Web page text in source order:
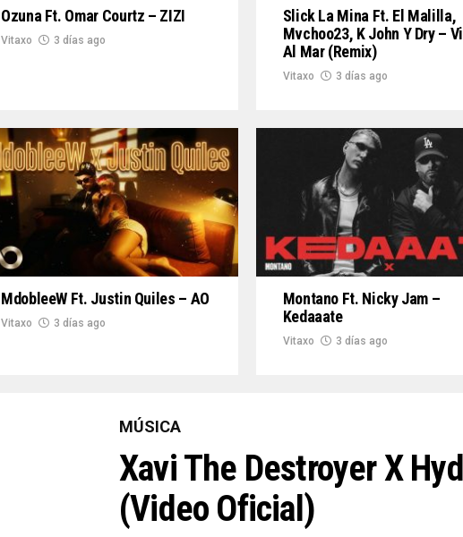
Ozuna Ft. Omar Courtz – ZIZI
Vitaxo 3 días ago
Slick La Mina Ft. El Malilla,
Mvchoo23, K John Y Dry –
Al Mar (Remix)
Vitaxo 3 días ago
MdobleeW Ft. Justin Quiles – AO
Vitaxo 3 días ago
Montano Ft. Nicky Jam –
Kedaaate
Vitaxo 3 días ago
MÚSICA
Xavi The Destroyer X
(Video Oficial)